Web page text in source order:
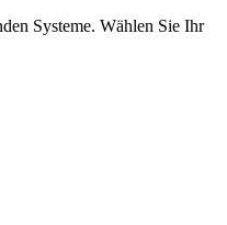
Systeme. Wählen Sie Ihr